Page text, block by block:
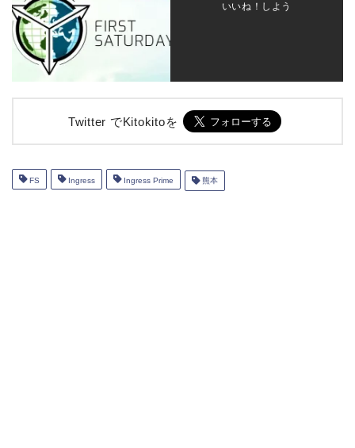
いいね！しよう
Twitter でKitokitoを
FS Ingress Ingress Prime 熊本